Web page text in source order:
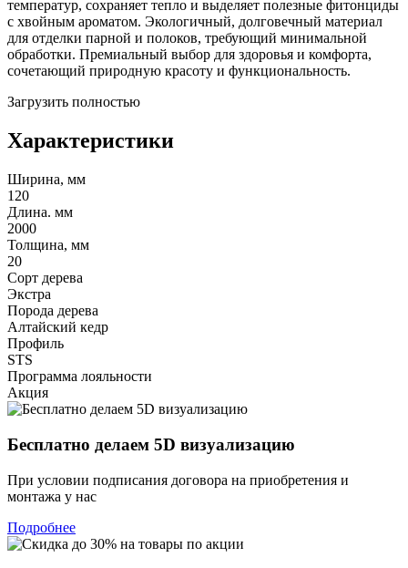
температур, сохраняет тепло и выделяет полезные фитонциды
с хвойным ароматом. Экологичный, долговечный материал
для отделки парной и полоков, требующий минимальной
обработки. Премиальный выбор для здоровья и комфорта,
сочетающий природную красоту и функциональность.
Загрузить полностью
Характеристики
Ширина, мм
120
Длина. мм
2000
Толщина, мм
20
Сорт дерева
Экстра
Порода дерева
Алтайский кедр
Профиль
STS
Программа лояльности
Акция
Бесплатно делаем 5D визуализацию
При условии подписания договора на приобретения и
монтажа у нас
Подробнее